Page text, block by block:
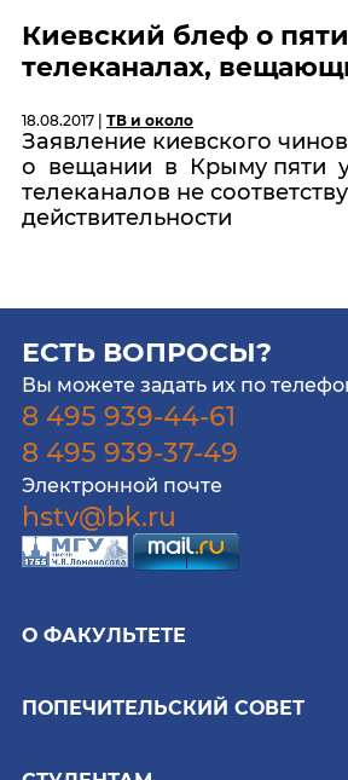
Киевский блеф о пяти
телеканалах,
18.08.2017 | ТВ и около
Заявление киевского
о вещании в Крыму пяти
телеканалов не
действительности
ЕСТЬ ВОПРОСЫ?
Вы можете задать их по
8 495 939-44-61
8 495 939-37-49
Электронной почте
hstv@bk.ru
О ФАКУЛЬТЕТЕ
ПОПЕЧИТЕЛЬСКИЙ СОВЕТ